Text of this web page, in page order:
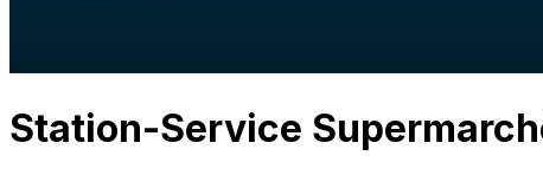
Station-Service